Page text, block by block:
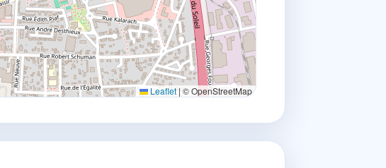
Leaflet | © OpenStreetMap